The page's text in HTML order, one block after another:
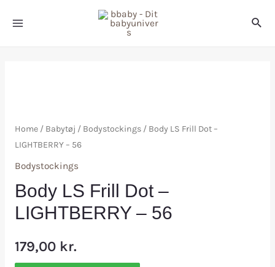
Home/ Babytøj / Bodystockings/ Body LS Frill Dot –
LIGHTBERRY – 56
Bodystockings
Body LS Frill Dot –
LIGHTBERRY – 56
179,00 kr.